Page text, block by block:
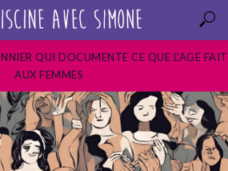
QUI DOCUMENTE CE QUE L’AGE FAIT
AUX FEMMES